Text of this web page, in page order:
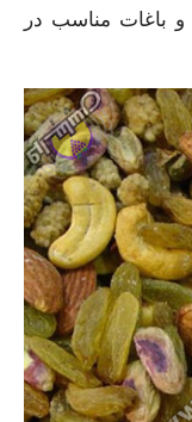
باغات مناسب در